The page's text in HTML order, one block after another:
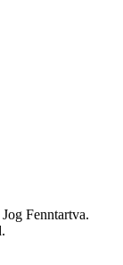
Fenntartva.